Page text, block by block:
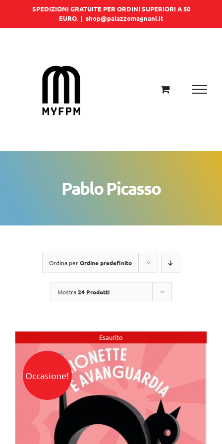
SPEDIZIONI GRATUITE PER ORDINI SUPERIORI A 50
EURO. | shop@palazzomagnani.it
Pablo Picasso
Ordina perOrdine predefinito
Mostra24 Prodotti
Esaurito
Occasione!